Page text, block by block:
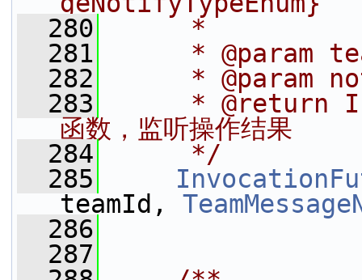
  280
     *
  281
* @param
  282
* @param
  283
* @return
函数，监听操作结果
  284
     */
  285
teamId,
  286
  287